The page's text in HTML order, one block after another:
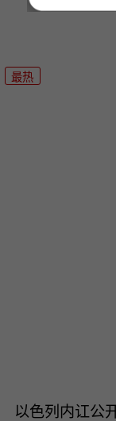
最热
以色列内讧公